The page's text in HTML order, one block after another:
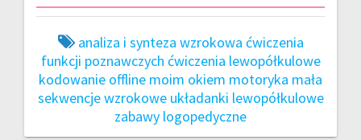
analiza i synteza wzrokowa ćwiczenia
funkcji poznawczych ćwiczenia lewopółkulowe
kodowanie offline moim okiem motoryka mała
sekwencje wzrokowe układanki lewopółkulowe
zabawy logopedyczne